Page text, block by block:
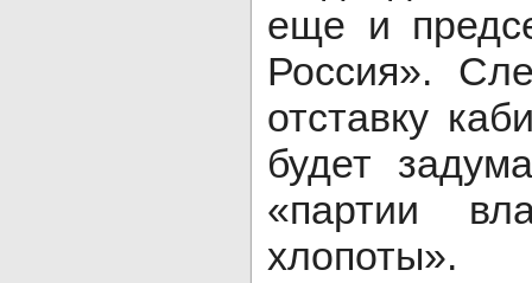
еще и
Россия».
отставку
будет
«партии
хлопоты».